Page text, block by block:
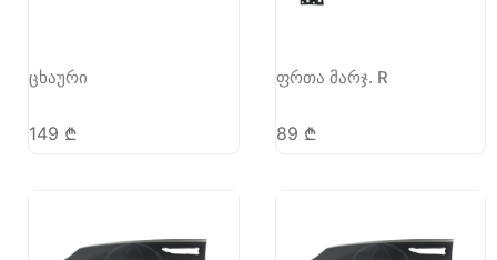
ცხაური
149 ₾
ფრთა მარჯ. R
89 ₾